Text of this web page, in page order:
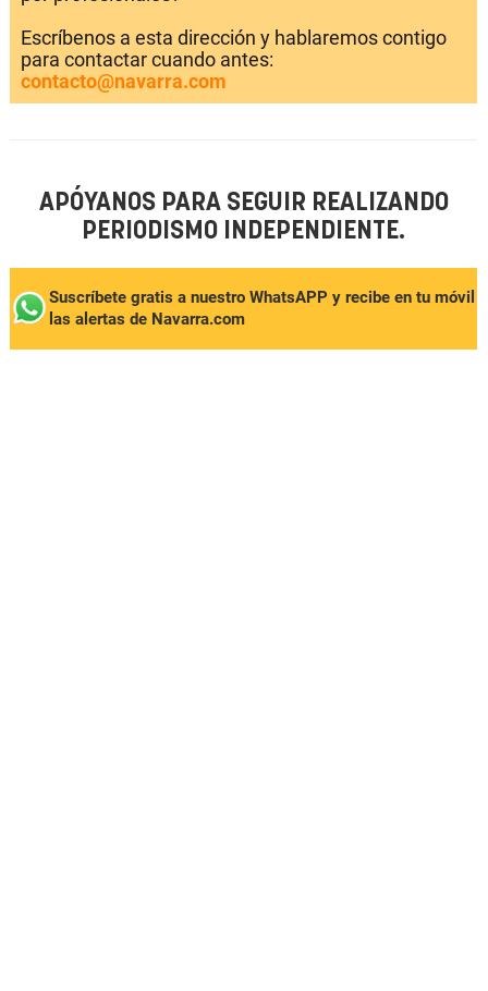
Escríbenos a esta dirección y hablaremos contigo
para contactar cuando antes:
contacto@navarra.com
APÓYANOS PARA SEGUIR REALIZANDO
PERIODISMO INDEPENDIENTE.
Suscríbete gratis a nuestro WhatsAPP y recibe en tu móvil
las alertas de Navarra.com